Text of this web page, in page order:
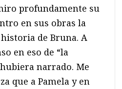
profundamente su
en sus obras la
de Bruna. A
en eso de “la
narrado. Me
que a Pamela y en